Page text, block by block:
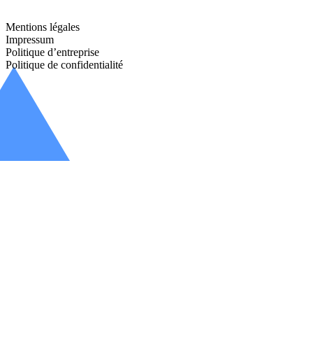
Mentions légales
Impressum
Politique d’entreprise
Politique de confidentialité